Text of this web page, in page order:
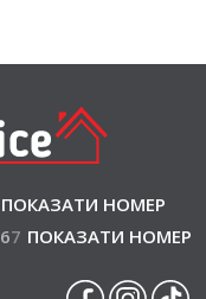
ПОКАЗАТИ НОМЕР
67 ПОКАЗАТИ НОМЕР